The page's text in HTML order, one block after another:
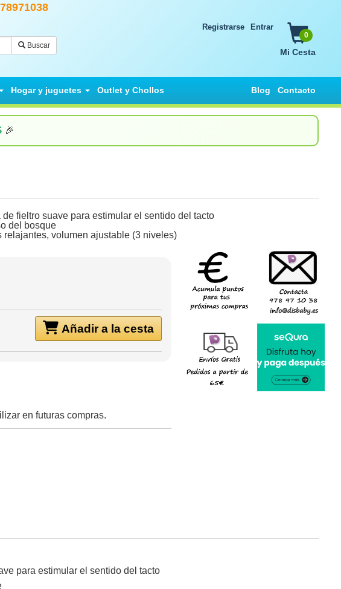
Buscar
0
Mi Cesta
Registrarse Entrar
Hogar y juguetes Outlet y Chollos Contacto
Blog
🎉
fieltro suave para estimular el sentido del tacto
del bosque
volumen ajustable (3 niveles)
Añadir a la cesta
en futuras compras.
para estimular el sentido del tacto